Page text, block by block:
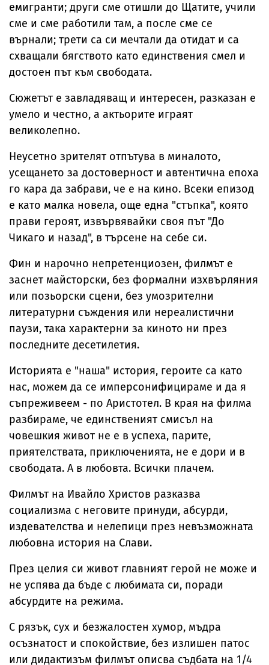
емигранти; други сме отишли до Щатите, учили
сме и сме работили там, а после сме се
върнали; трети са си мечтали да отидат и са
схващали бягството като единствения смел и
достоен път към свободата.
Сюжетът е завладяващ и интересен, разказан е
умело и честно, а актьорите играят
великолепно.
Неусетно зрителят отпътува в миналото,
усещането за достоверност и автентична епоха
го кара да забрави, че е на кино. Всеки епизод
е като малка новела, още една "стъпка", която
прави героят, извървявайки своя път "До
Чикаго и назад", в търсене на себе си.
Фин и нарочно непретенциозен, филмът е
заснет майсторски, без формални изхвърляния
или позьорски сцени, без умозрителни
литературни съждения или нереалистични
паузи, така характерни за киното ни през
последните десетилетия.
Историята е "наша" история, героите са като
нас, можем да се имперсонифицираме и да я
съпреживеем - по Аристотел. В края на филма
разбираме, че единственият смисъл на
човешкия живот не е в успеха, парите,
приятелствата, приключенията, не е дори и в
свободата. А в любовта. Всички плачем.
Филмът на Ивайло Христов разказва
социализма с неговите принуди, абсурди,
издевателства и нелепици през невъзможната
любовна история на Слави.
През целия си живот главният герой не може и
не успява да бъде с любимата си, поради
абсурдите на режима.
С рязък, сух и безжалостен хумор, мъдра
осъзнатост и спокойствие, без излишен патос
или дидактизъм филмът описва съдбата на 1/4